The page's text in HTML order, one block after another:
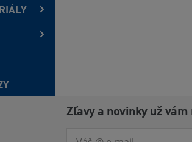
Zľavy a novinky už vám